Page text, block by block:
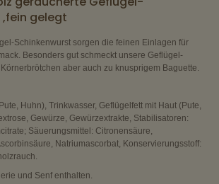
gelegt
Schinkenwurst sorgen die feinen Einlagen für
Besonders gut schmeckt unsere Geflügel-
aber auch zu knusprigem Baguette.
Huhn), Trinkwasser, Geflügelfett mit Haut (Pute,
Gewürze, Gewürzextrakte, Stabilisatoren:
Säuerungsmittel: Citronensäure,
Natriumascorbat, Konservierungsstoff:
und Senf enthalten.